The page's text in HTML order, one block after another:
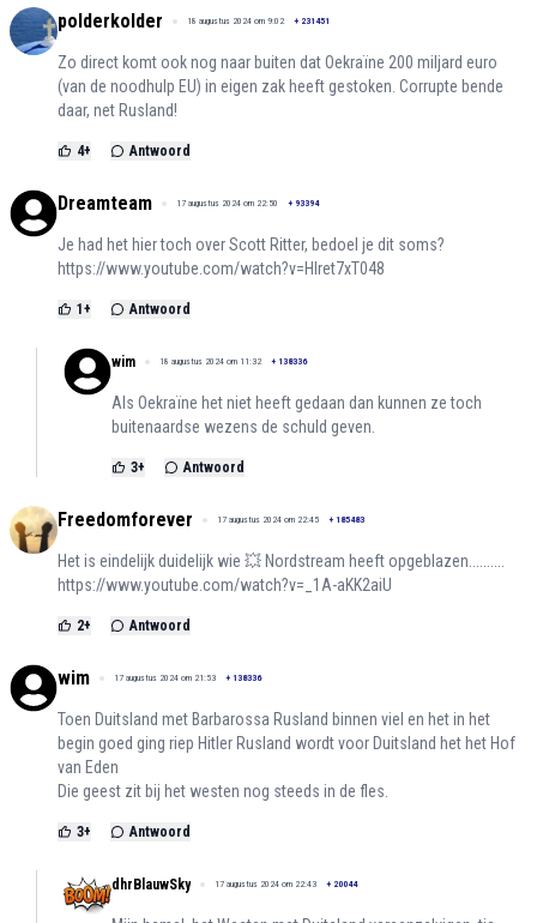
polderkolder 18 augustus 2024 om 9:02 + 231451
Zo direct komt ook nog naar buiten dat Oekraïne 200 miljard euro
(van de noodhulp EU) in eigen zak heeft gestoken. Corrupte bende
daar, net Rusland!
4+ Antwoord
Dreamteam 17 augustus 2024 om 22:50 + 93394
Je had het hier toch over Scott Ritter, bedoel je dit soms?
https://www.youtube.com/watch?v=HIret7xT048
1 + Antwoord
wim 18 augustus 2024 om 11:32 + 138336
Als Oekraïne het niet heeft gedaan dan kunnen ze toch
buitenaardse wezens de schuld geven.
3+ Antwoord
Freedomforever 17 augustus 2024 om 22:45 + 185483
Het is eindelijk duidelijk wie 💥 Nordstream heeft opgeblazen..........
https://www.youtube.com/watch?v=_1A-aKK2aiU
2+ Antwoord
wim 17 augustus 2024 om 21:53 + 138336
Toen Duitsland met Barbarossa Rusland binnen viel en het in het
begin goed ging riep Hitler Rusland wordt voor Duitsland het het Hof
van Eden
Die geest zit bij het westen nog steeds in de fles.
3+ Antwoord
dhrBlauwSky 17 augustus 2024 om 22:43 + 20044